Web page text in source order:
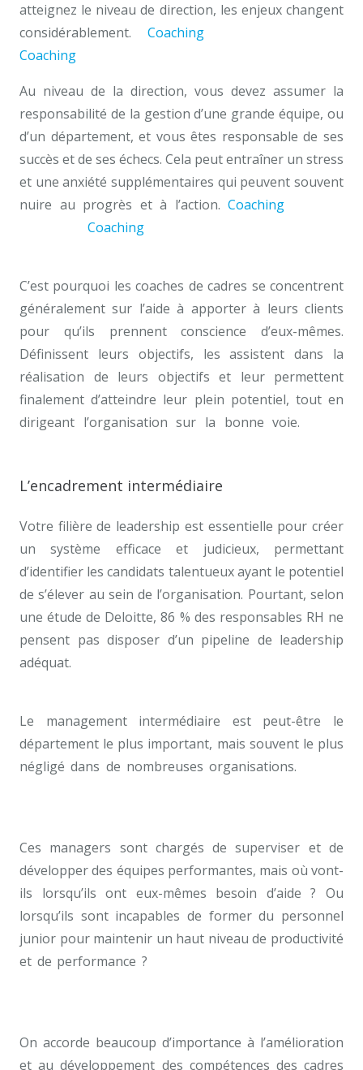
atteignez le niveau de direction, les enjeux changent
considérablement. Coaching
Coaching
Au niveau de la direction, vous devez assumer la
responsabilité de la gestion d’une grande équipe, ou
d’un département, et vous êtes responsable de ses
succès et de ses échecs. Cela peut entraîner un stress
et une anxiété supplémentaires qui peuvent souvent
nuire au progrès et à l’action.Coaching
Coachingd’équipe bruxelles Coaching
C’est pourquoi les coaches de cadres se concentrent
généralement sur l’aide à apporter à leurs clients
pour qu’ils prennent conscience d’eux-mêmes.
Définissent leurs objectifs, les assistent dans la
réalisation de leurs objectifs et leur permettent
finalement d’atteindre leur plein potentiel, tout en
dirigeant l’organisation sur la bonne voie.
L’encadrement intermédiaire
Votre filière de leadership est essentielle pour créer
un système efficace et judicieux, permettant
d’identifier les candidats talentueux ayant le potentiel
de s’élever au sein de l’organisation. Pourtant, selon
une étude de Deloitte, 86 % des responsables RH ne
pensent pas disposer d’un pipeline de leadership
adéquat.
Le management intermédiaire est peut-être le
département le plus important, mais souvent le plus
négligé dans de nombreuses organisations.
Ces managers sont chargés de superviser et de
développer des équipes performantes, mais où vont-
ils lorsqu’ils ont eux-mêmes besoin d’aide ? Ou
lorsqu’ils sont incapables de former du personnel
junior pour maintenir un haut niveau de productivité
et de performance ?
On accorde beaucoup d’importance à l’amélioration
et au développement des compétences des cadres